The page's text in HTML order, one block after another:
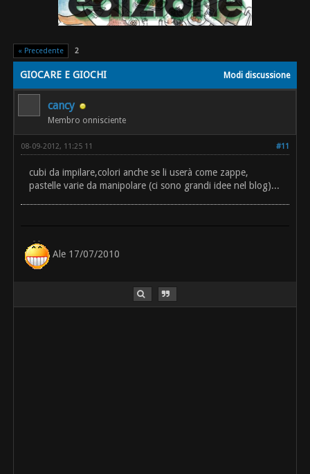
« Precedente 2
Modi discussione
GIOCARE E GIOCHI
cancy
Membro onnisciente
#11
08-09-2012, 11:25 11
cubi da impilare,colori anche se li userà come zappe,
pastelle varie da manipolare (ci sono grandi idee nel blog)...
Ale 17/07/2010